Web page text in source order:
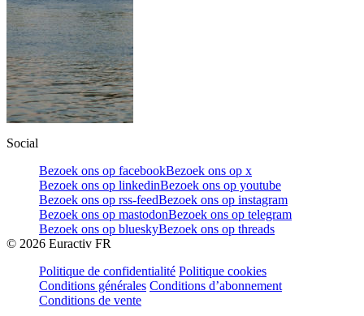
Social
Bezoek ons op facebookBezoek ons op x
Bezoek ons op linkedinBezoek ons op youtube
Bezoek ons op rss-feedBezoek ons op instagram
Bezoek ons op mastodonBezoek ons op telegram
Bezoek ons op blueskyBezoek ons op threads
© 2026 Euractiv FR
Politique de confidentialité Politique cookies
Conditions générales Conditions d’abonnement
Conditions de vente